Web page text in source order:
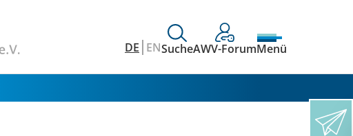
DE ENSucheAWV-ForumMenü